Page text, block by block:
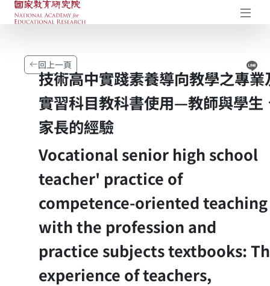
國家教育研究院-研究成果典藏庫
回上一頁
技術高中實踐素養導向教學之專業
實習科目教科書使用—教師與學生
家長的經驗
Vocational senior high school
teacher' practice of
competence-oriented teaching
with the profession and
practice subjects textbooks:
experience of teachers,